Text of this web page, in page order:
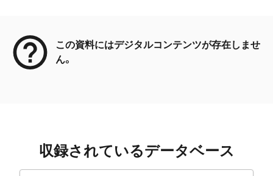
この資料にはデジタルコンテンツが存在しませ
ん。
収録されているデータベース